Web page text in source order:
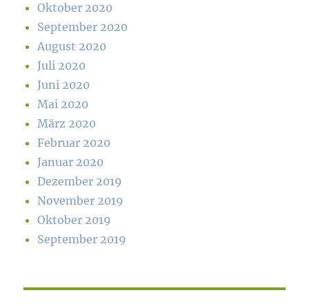
Oktober 2020
September 2020
August 2020
Juli 2020
Juni 2020
Mai 2020
März 2020
Februar 2020
Januar 2020
Dezember 2019
November 2019
Oktober 2019
September 2019